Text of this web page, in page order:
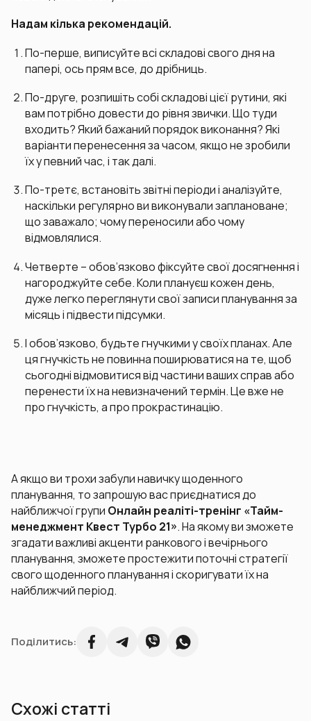
Надам кілька рекомендацій.
По-перше, виписуйте всі складові свого дня на
папері, ось прям все, до дрібниць.
По-друге, розпишіть собі складові цієї рутини, які
вам потрібно довести до рівня звички. Що туди
входить? Який бажаний порядок виконання? Які
варіанти перенесення за часом, якщо не зробили
їх у певний час, і так далі.
По-третє, встановіть звітні періоди і аналізуйте,
наскільки регулярно ви виконували заплановане;
що заважало; чому переносили або чому
відмовлялися.
Четверте – обов’язково фіксуйте свої досягнення і
нагороджуйте себе. Коли плануєш кожен день,
дуже легко переглянути свої записи планування за
місяць і підвести підсумки.
І обов’язково, будьте гнучкими у своїх планах. Але
ця гнучкість не повинна поширюватися на те, щоб
сьогодні відмовитися від частини ваших справ або
перенести їх на невизначений термін. Це вже не
про гнучкість, а про прокрастинацію.
А якщо ви трохи забули навичку щоденного
планування, то запрошую вас приєднатися до
найближчої групи Онлайн реаліті-тренінг «Тайм-
менеджмент Квест Турбо 21». На якому ви зможете
згадати важливі акценти ранкового і вечірнього
планування, зможете простежити поточні стратегії
свого щоденного планування і скоригувати їх на
найближчий період.
Поділитись:
Схожі статті